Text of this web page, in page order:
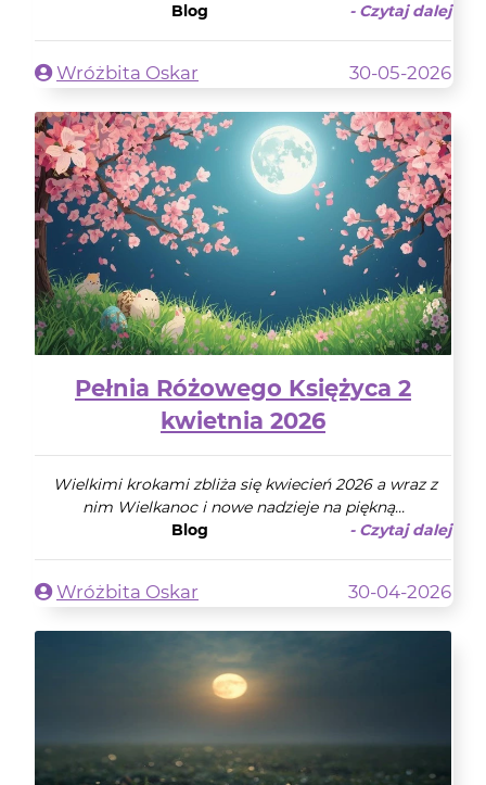
Blog
- Czytaj dalej
Wróżbita Oskar 30-05-2026
Pełnia Różowego Księżyca 2
kwietnia 2026
Wielkimi krokami zbliża się kwiecień 2026 a wraz z
nim Wielkanoc i nowe nadzieje na piękną...
Blog
- Czytaj dalej
Wróżbita Oskar 30-04-2026